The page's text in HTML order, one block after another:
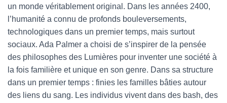
un monde véritablement original. Dans les années 2400,
l’humanité a connu de profonds bouleversements,
technologiques dans un premier temps, mais surtout
sociaux. Ada Palmer a choisi de s’inspirer de la pensée
des philosophes des Lumières pour inventer une société à
la fois familière et unique en son genre. Dans sa structure
dans un premier temps : finies les familles bâties autour
des liens du sang. Les individus vivent dans des bash, des